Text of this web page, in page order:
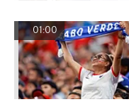
01:00